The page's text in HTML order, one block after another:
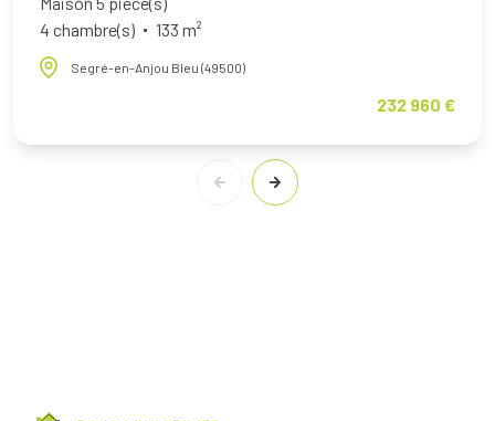
4 chambre(s)
133 m²
Segré-en-Anjou Bleu (49500)
232 960 €